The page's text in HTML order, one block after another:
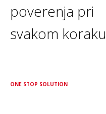
poverenja pri
svakom koraku
ONE STOP SOLUTION